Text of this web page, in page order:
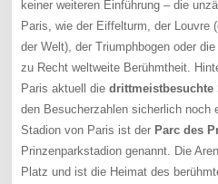
keiner weiteren Einführung – die
Paris, wie der Eiffelturm, der Louvre
der Welt), der Triumphbogen oder
zu Recht weltweite Berühmtheit.
Paris aktuell diedrittmeistbesuchte
den Besucherzahlen sicherlich noch
Stadion von Paris ist der Parc des
Prinzenparkstadion genannt. Die
Platz und ist die Heimat des